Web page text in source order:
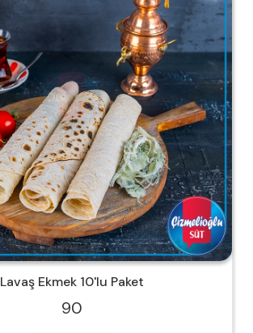
Lavaş Ekmek 10'lu Paket
90